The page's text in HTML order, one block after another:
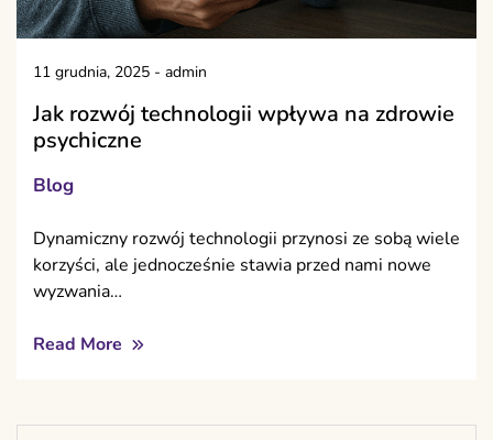
11 grudnia, 2025 - admin
Jak rozwój technologii wpływa na zdrowie
psychiczne
Blog
Dynamiczny rozwój technologii przynosi ze sobą wiele
korzyści, ale jednocześnie stawia przed nami nowe
wyzwania…
Read More